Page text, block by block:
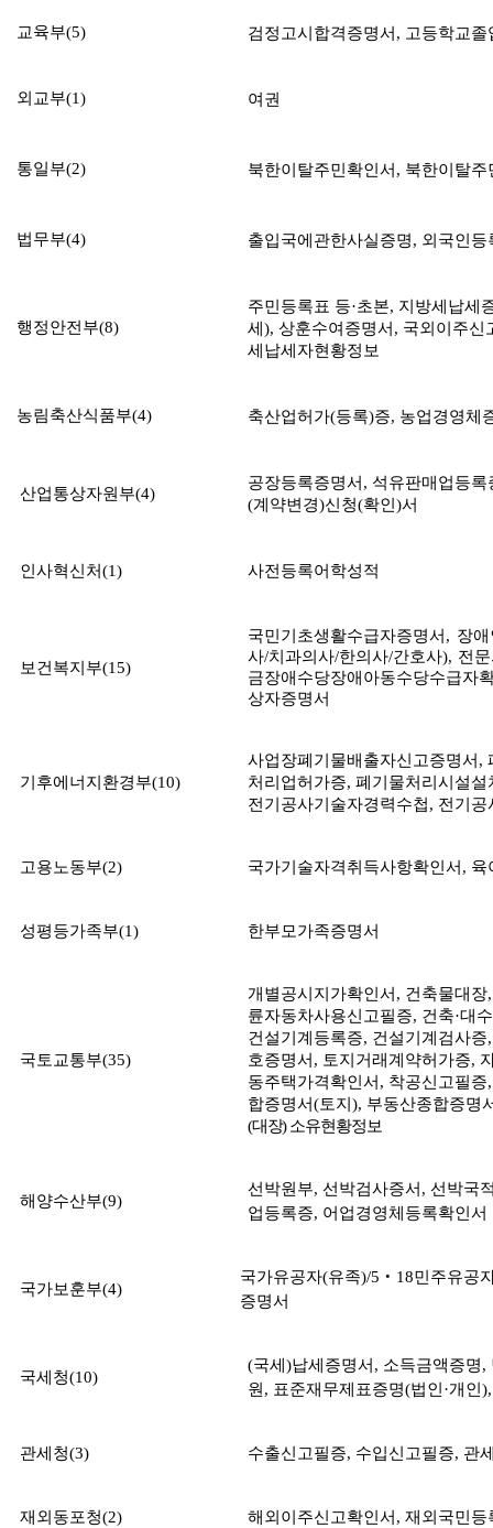
교육부(5) 검정고시합격증명서 , 고등학교졸
외교부(1) 여권
통일부(2) 북한이탈주민확인서 , 북한이탈주
법무부(4) 출입국에관한사실증명, 외국인등
행정안전부(8)
주민등록표 등·초본, 지방세납세
세 ), 상훈수여증명서 , 국외이주신
세납세자현황정보
농림축산식품부(4) 축산업허가(등록)증, 농업경영체
산업통상자원부(4)
공장등록증명서 , 석유판매업등록
(계약변경)신청(확인 )서
인사혁신처(1) 사전등록어학성적
보건복지부(15)
국민기초생활수급자증명서 , 장
사/치과의사/한의사/간호사), 전
금장애수당장애아동수당수급자
상자증명서
기후에너지환경부(10)
사업장폐기물배출자신고증명서 ,
처리업허가증, 폐기물처리시설설
전기공사기술자경력수첩, 전기공
고용노동부(2) 국가기술자격취득사항확인서 , 육
성평등가족부(1) 한부모가족증명서
국토교통부(35)
개별공시지가확인서 , 건축물대장
륜자동차사용신고필증, 건축·대
건설기계등록증, 건설기계검사증
호증명서 , 토지거래계약허가증,
동주택가격확인서 , 착공신고필증
합증명서(토지 ), 부동산종합증명
(대장)소유현황정보
해양수산부(9)
선박원부, 선박검사증서 , 선박국
업등록증, 어업경영체등록확인서
국가보훈부(4)
국가유공자(유족)/5 ‧ 18민주유공
증명서
국세청(10)
(국세 )납세증명서 , 소득금액증명,
원 , 표준재무제표증명(법인 ·개인
관세청(3) 수출신고필증, 수입신고필증, 관
재외동포청(2) 해외이주신고확인서 , 재외국민등